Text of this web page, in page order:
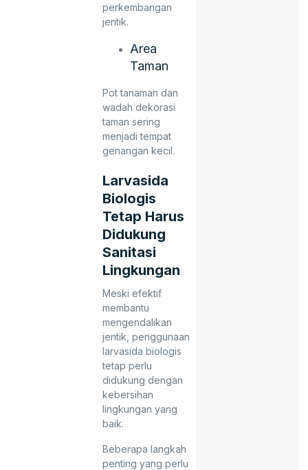
perkembangan
jentik.
Area
Taman
Pot tanaman dan
wadah dekorasi
taman sering
menjadi tempat
genangan kecil.
Larvasida
Biologis
Tetap Harus
Didukung
Sanitasi
Lingkungan
Meski efektif
membantu
mengendalikan
jentik, penggunaan
larvasida biologis
tetap perlu
didukung dengan
kebersihan
lingkungan yang
baik.
Beberapa langkah
penting yang perlu